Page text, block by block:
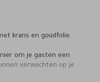
krans en goudfolie.
om je gasten een
verwachten op je